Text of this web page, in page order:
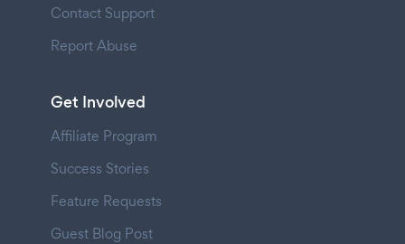
Contact Support
Report Abuse
Get Involved
Affiliate Program
Success Stories
Feature Requests
Guest Blog Post